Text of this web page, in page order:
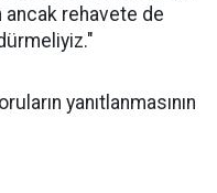
rehavete de
yanıtlanmasının